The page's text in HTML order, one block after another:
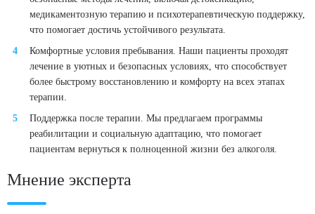
медикаментозную терапию и психотерапевтическую поддержку,
что помогает достичь устойчивого результата.
Комфортные условия пребывания. Наши пациенты проходят
лечение в уютных и безопасных условиях, что способствует
более быстрому восстановлению и комфорту на всех этапах
терапии.
Поддержка после терапии. Мы предлагаем программы
реабилитации и социальную адаптацию, что помогает
пациентам вернуться к полноценной жизни без алкоголя.
Мнение эксперта